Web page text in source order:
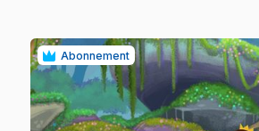
Abonnement